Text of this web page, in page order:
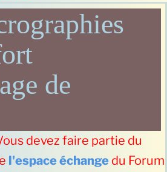
de
devez faire partie du
l'espace échange du Forum